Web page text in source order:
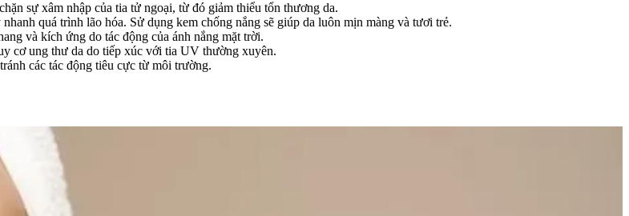
sự xâm nhập của tia tử ngoại, từ đó giảm thiểu tổn thương da.
quá trình lão hóa. Sử dụng kem chống nắng sẽ giúp da luôn mịn màng và tươi trẻ.
và kích ứng do tác động của ánh nắng mặt trời.
cơ ung thư da do tiếp xúc với tia UV thường xuyên.
các tác động tiêu cực từ môi trường.